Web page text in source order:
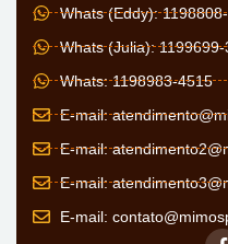
Whats (Eddy):
Whats (Julia):
Whats: 1198983-4515
E-mail:
E-mail:
E-mail:
E-mail: